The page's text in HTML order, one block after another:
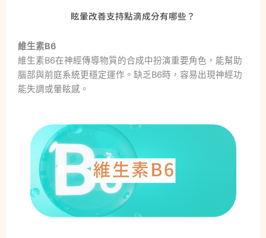
眩暈改善支持點滴成分有哪些？
維生素B6
維生素B6在神經傳導物質的合成中扮演重要角色，能幫助
腦部與前庭系統更穩定運作。缺乏B6時，容易出現神經功
能失調或暈眩感。